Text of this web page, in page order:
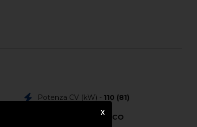
Potenza CV (kW) - 110 (81)
BIANCO
X